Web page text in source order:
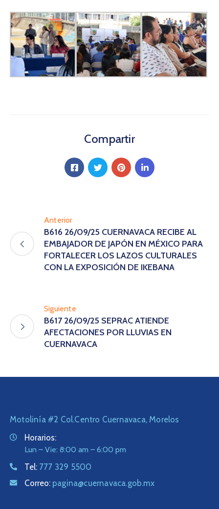
Compartir
Anterior
B616 26/09/25 CUERNAVACA RECIBE AL
EMBAJADOR DE JAPÓN EN MÉXICO PARA
FORTALECER LOS LAZOS CULTURALES
CON LA EXPOSICIÓN DE IKEBANA
Siguiente
B617 26/09/25 SEPRAC ATIENDE
AFECTACIONES POR LLUVIAS EN
CUERNAVACA
Motolinía #2 Col.Centro Cuernavaca, Morelos
Horarios:
Lun – Vie: 8:00 am – 6:00 pm
Tel: 777 329 5500
Correo: pagina@cuernavaca.gob.mx